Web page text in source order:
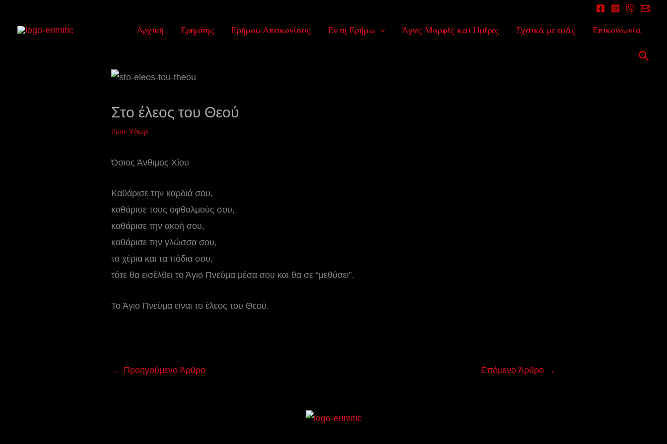
Αρχική Ερημίτης Ερήμου Απεικονίσεις Εν τη Ερήμω Άγιες Μορφές και Ημέρες Σχετικά με εμάς Επικοινωνία
Στο έλεος του Θεού
Ζων Ύδωρ
Όσιος Άνθιμος Χίου
Καθάρισε την καρδιά σου,
καθάρισε τους οφθαλμούς σου,
καθάρισε την ακοή σου,
καθάρισε την γλώσσα σου,
τα χέρια και τα πόδια σου,
τότε θα εισέλθει το Άγιο Πνεύμα μέσα σου και θα σε “μεθύσει”.
Το Άγιο Πνεύμα είναι το έλεος του Θεού.
← Προηγούμενο Άρθρο Επόμενο Άρθρο →